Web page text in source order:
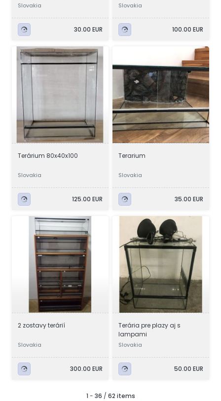
Slovakia
30.00 EUR
Slovakia
100.00 EUR
Terárium 80x40x100
Slovakia
125.00 EUR
Terarium
Slovakia
35.00 EUR
2 zostavy terárií
Slovakia
300.00 EUR
Terária pre plazy aj s
lampami
Slovakia
50.00 EUR
1 - 36 / 62 items